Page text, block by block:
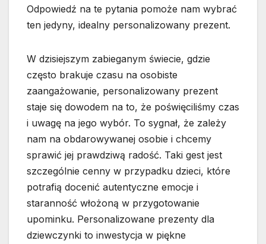
Odpowiedź na te pytania pomoże nam wybrać
ten jedyny, idealny personalizowany prezent.
W dzisiejszym zabieganym świecie, gdzie
często brakuje czasu na osobiste
zaangażowanie, personalizowany prezent
staje się dowodem na to, że poświęciliśmy czas
i uwagę na jego wybór. To sygnał, że zależy
nam na obdarowywanej osobie i chcemy
sprawić jej prawdziwą radość. Taki gest jest
szczególnie cenny w przypadku dzieci, które
potrafią docenić autentyczne emocje i
staranność włożoną w przygotowanie
upominku. Personalizowane prezenty dla
dziewczynki to inwestycja w piękne